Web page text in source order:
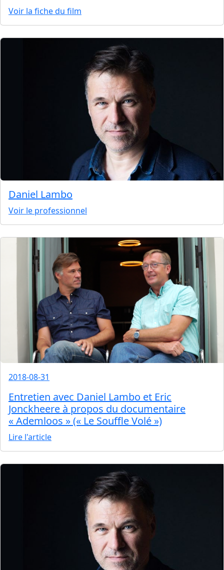
Voir la fiche du film
Daniel Lambo
Voir le professionnel
2018-08-31
Entretien avec Daniel Lambo et Eric
Jonckheere à propos du documentaire
« Ademloos » (« Le Souffle Volé »)
Lire l'article